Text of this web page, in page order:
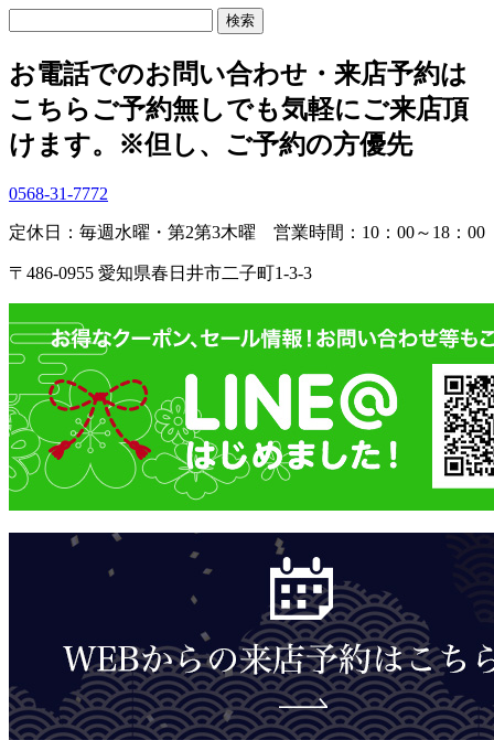
お電話でのお問い合わせ・ 来店予約は
こちらご予約無しでも気軽にご来店頂
けます。
※但し、ご予約の方優先
0568-31-7772
定休日：毎週水曜・第2第3木曜 営業時間：10：00～18：00
〒486-0955 愛知県春日井市二子町1-3-3